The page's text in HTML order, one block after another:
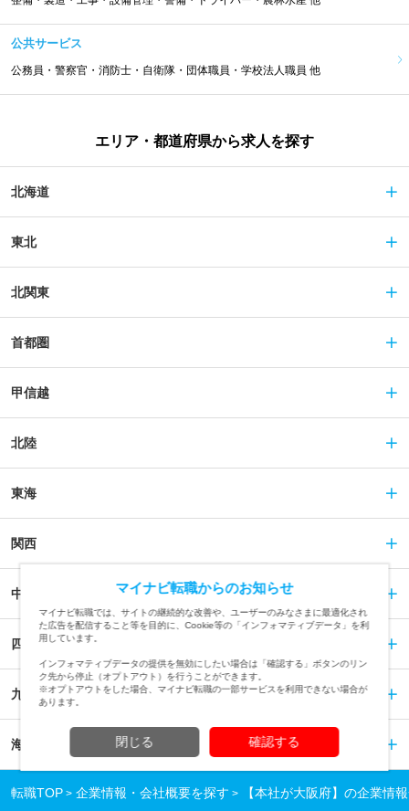
公共サービス
公務員・警察官・消防士・自衛隊・団体職員・学校法人職員 他
エリア・都道府県から求人を探す
北海道
東北
北関東
首都圏
甲信越
北陸
東海
関西
中国
四国
九州
海外
転職TOP 企業情報・会社概要を探す 【本社が大阪府】の企業情
マイナビ転職からのお知らせ
マイナビ転職では、サイトの継続的な改善や、ユーザーのみなさまに最適化され
た広告を配信すること等を目的に、Cookie等の「インフォマティブデータ」を利
用しています。
インフォマティブデータの提供を無効にしたい場合は「確認する」ボタンのリン
ク先から停止（オプトアウト）を行うことができます。
※オプトアウトをした場合、マイナビ転職の一部サービスを利用できない場合が
あります。
閉じる 確認する